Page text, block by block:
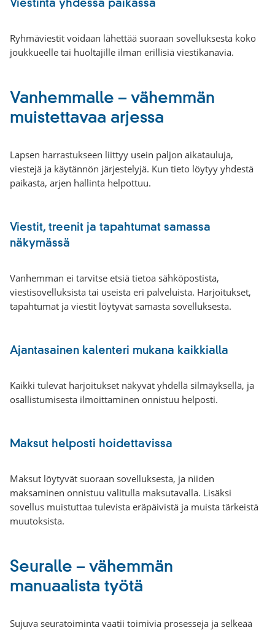
Viestintä yhdessä paikassa
Ryhmäviestit voidaan lähettää suoraan sovelluksesta koko
joukkueelle tai huoltajille ilman erillisiä viestikanavia.
Vanhemmalle – vähemmän
muistettavaa arjessa
Lapsen harrastukseen liittyy usein paljon aikatauluja,
viestejä ja käytännön järjestelyjä. Kun tieto löytyy yhdestä
paikasta, arjen hallinta helpottuu.
Viestit, treenit ja tapahtumat samassa
näkymässä
Vanhemman ei tarvitse etsiä tietoa sähköpostista,
viestisovelluksista tai useista eri palveluista. Harjoitukset,
tapahtumat ja viestit löytyvät samasta sovelluksesta.
Ajantasainen kalenteri mukana kaikkialla
Kaikki tulevat harjoitukset näkyvät yhdellä silmäyksellä, ja
osallistumisesta ilmoittaminen onnistuu helposti.
Maksut helposti hoidettavissa
Maksut löytyvät suoraan sovelluksesta, ja niiden
maksaminen onnistuu valitulla maksutavalla. Lisäksi
sovellus muistuttaa tulevista eräpäivistä ja muista tärkeistä
muutoksista.
Seuralle – vähemmän
manuaalista työtä
Sujuva seuratoiminta vaatii toimivia prosesseja ja selkeää